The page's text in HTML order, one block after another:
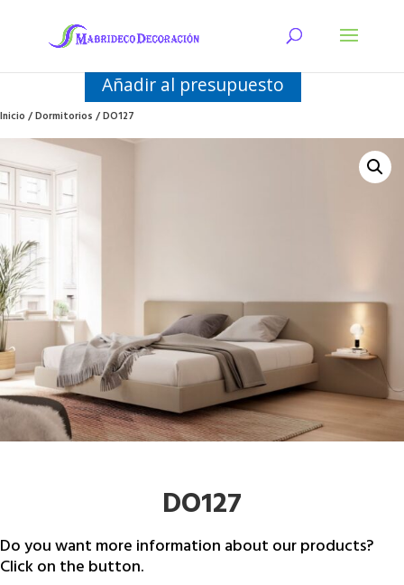
Añadir al presupuesto
Inicio/Dormitorios/ DO127
DO127
Do you want more information about our products?
Click on the button.